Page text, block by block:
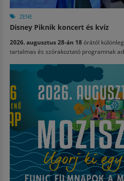
ZENE
Disney Piknik koncert és kvíz
2026. augusztus 28-án 18órától
tartalmas és szórakoztató programnak